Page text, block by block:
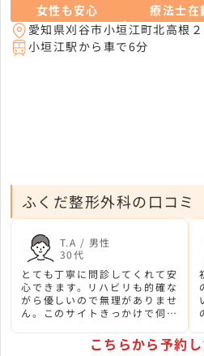
女性も安心 療法士在
愛知県刈谷市小垣江町北高根
小垣江駅から車で6分
ふくだ整形外科の口コミ
T.A / 男性
30代
とても丁寧に問診してくれて安
心できます。リハビリも的確な
がら優しいので無理がありませ
ん。このサイトきっかけで伺っ
こちらから予約